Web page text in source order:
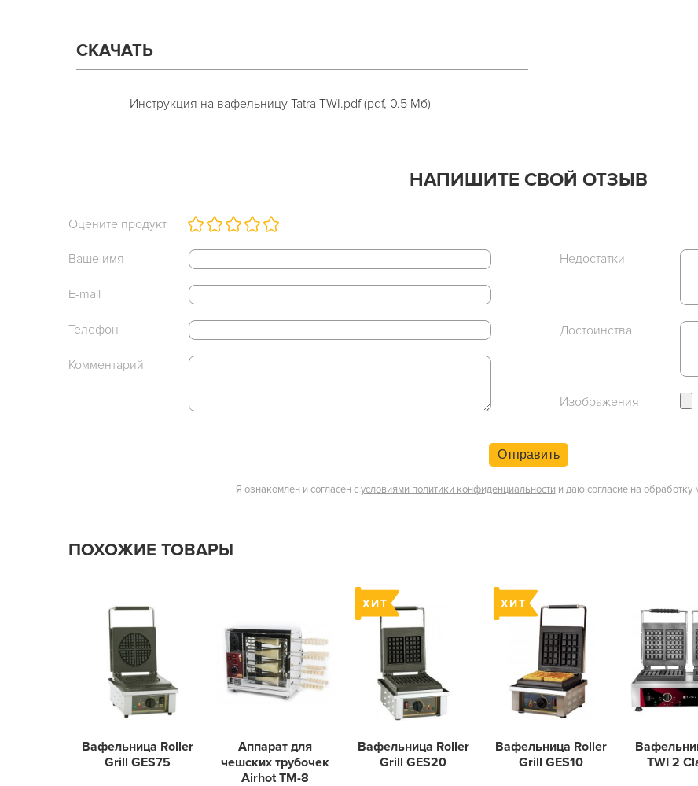
СКАЧАТЬ
Инструкция на вафельницу Tatra TWI.pdf (pdf, 0.5 Мб)
НАПИШИТЕ СВОЙ ОТЗЫВ
Оцените продукт
Ваше имя
E-mail
Телефон
Комментарий
Недостатки
Достоинства
Изображения
Отправить
Я ознакомлен и согласен сусловиями политики конфиденциальности и даю согласие на
ПОХОЖИЕ ТОВАРЫ
Вафельница Roller
Grill GES75
Аппарат для
чешских трубочек
Airhot TM-8
Вафельница Roller
Grill GES20
Вафельница Roller
Grill GES10
TWI 2